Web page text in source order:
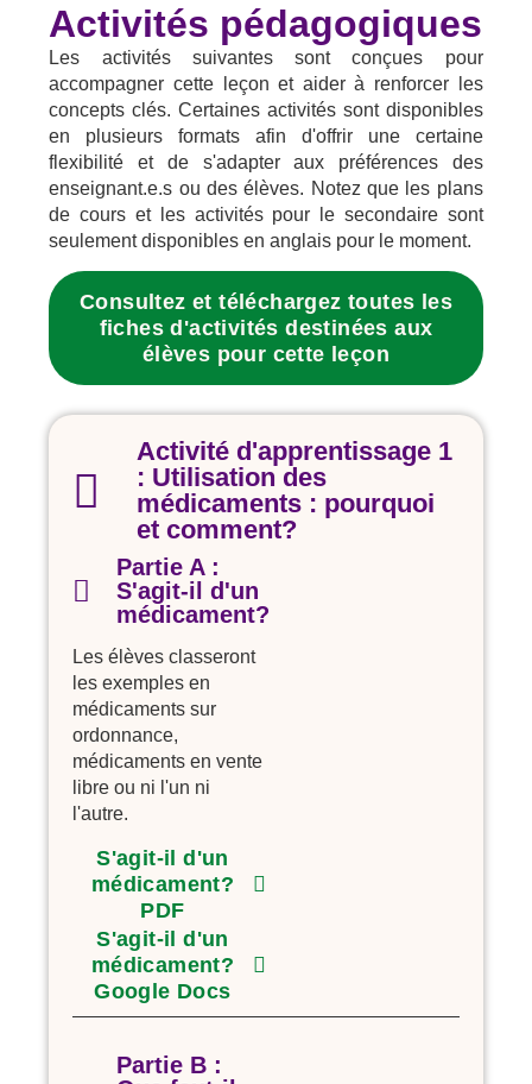
Activités pédagogiques
Les activités suivantes sont conçues pour
accompagner cette leçon et aider à renforcer les
concepts clés. Certaines activités sont disponibles
en plusieurs formats afin d'offrir une certaine
flexibilité et de s'adapter aux préférences des
enseignant.e.s ou des élèves. Notez que les plans
de cours et les activités pour le secondaire sont
seulement disponibles en anglais pour le moment.
Consultez et téléchargez toutes les
fiches d'activités destinées aux
élèves pour cette leçon
Activité d'apprentissage 1
: Utilisation des
médicaments : pourquoi
et comment?
Partie A :
S'agit-il d'un
médicament?
Les élèves classeront
les exemples en
médicaments sur
ordonnance,
médicaments en vente
libre ou ni l'un ni
l'autre.
S'agit-il d'un
médicament?
PDF
S'agit-il d'un
médicament?
Google Docs
Partie B :